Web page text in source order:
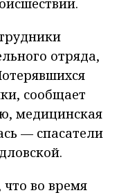
отряда,
сообщает
медицинская
— спасатели
во время